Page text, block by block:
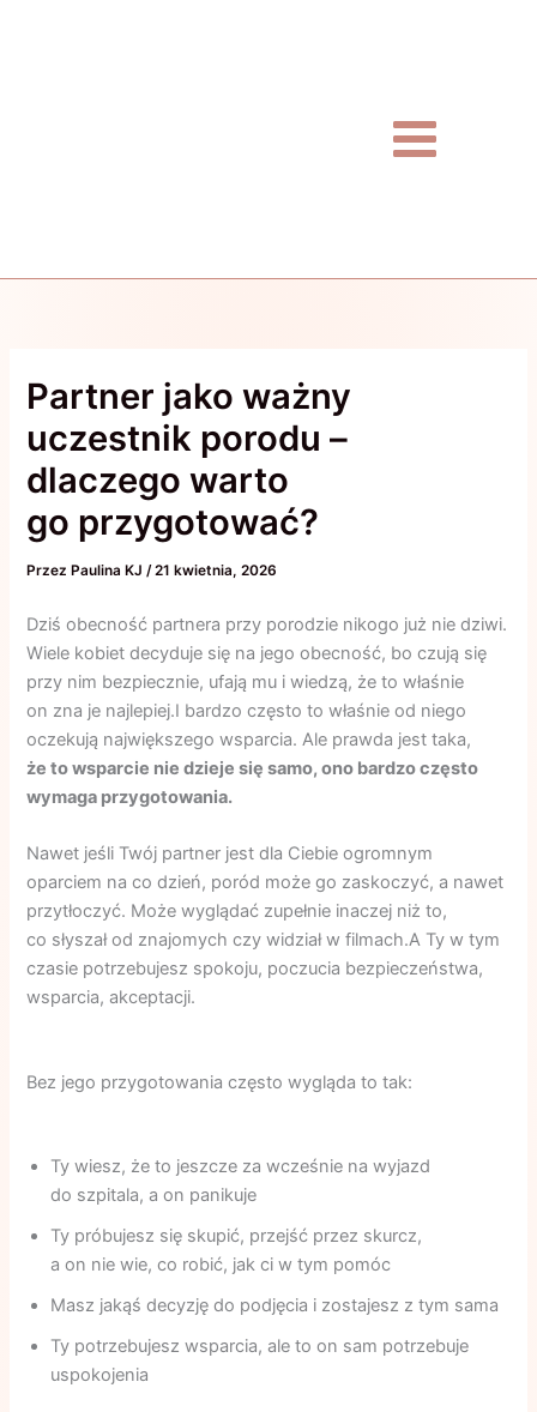
Partner jako ważny
uczestnik porodu –
dlaczego warto
go przygotować?
Przez Paulina KJ/21 kwietnia, 2026
Dziś obecność partnera przy porodzie nikogo już nie dziwi.
Wiele kobiet decyduje się na jego obecność, bo czują się
przy nim bezpiecznie, ufają mu i wiedzą, że to właśnie
on zna je najlepiej.I bardzo często to właśnie od niego
oczekują największego wsparcia. Ale prawda jest taka,
że to wsparcie nie dzieje się samo, ono bardzo często
wymaga przygotowania.
Nawet jeśli Twój partner jest dla Ciebie ogromnym
oparciem na co dzień, poród może go zaskoczyć, a nawet
przytłoczyć. Może wyglądać zupełnie inaczej niż to,
co słyszał od znajomych czy widział w filmach.A Ty w tym
czasie potrzebujesz spokoju, poczucia bezpieczeństwa,
wsparcia, akceptacji.
Bez jego przygotowania często wygląda to tak:
Ty wiesz, że to jeszcze za wcześnie na wyjazd
do szpitala, a on panikuje
Ty próbujesz się skupić, przejść przez skurcz,
a on nie wie, co robić, jak ci w tym pomóc
Masz jakąś decyzję do podjęcia i zostajesz z tym sama
Ty potrzebujesz wsparcia, ale to on sam potrzebuje
uspokojenia